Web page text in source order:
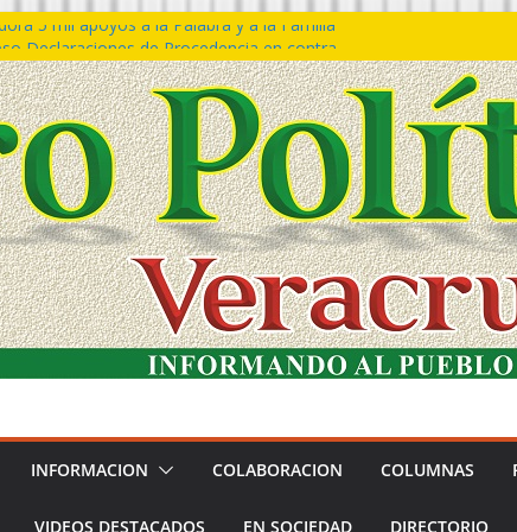
5 mil apoyos a la Palabra y a la Familia
Declaraciones de Procedencia en contra
𝙂𝙤𝙗𝙞𝙚𝙧𝙣𝙤 𝙙𝙚𝙡 𝙀𝙨𝙩𝙖𝙙𝙤 𝙖 𝙙𝙞𝙨𝙛𝙧𝙪𝙩𝙖𝙧
𝙙𝙚𝙡 𝙈𝙖𝙧 𝙚𝙣 𝘾𝙤𝙖𝙩𝙯𝙖𝙘𝙤𝙖𝙡𝙘𝙤𝙨
de policías con vocación de servicio y
SSP
Bravo rechaza acusaciones y asegura que
solicitud de desafuero
INFORMACION COLABORACION COLUMNAS
VIDEOS DESTACADOS EN SOCIEDAD DIRECTORIO